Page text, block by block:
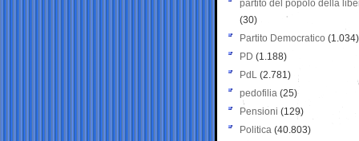
partito del popolo della
(30)
Partito Democratico (1.034)
PD (1.188)
PdL (2.781)
pedofilia (25)
Pensioni (129)
Politica (40.803)